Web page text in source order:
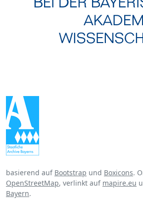
basierend auf Bootstrap und Boxicons.
OpenStreetMap, verlinkt auf mapire.eu
Bayern.